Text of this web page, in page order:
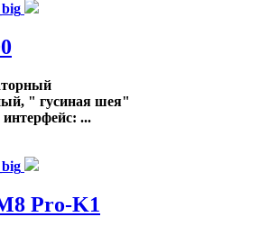
" гусиная шея"
: ...
Pro-K1